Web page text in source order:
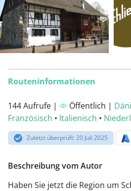
Routeninformationen
144 Aufrufe | Öffentlich |
Französisch • Italienisch •
Zuletzt überprüft: 20 Juli 2025
Beschreibung vom Autor
Haben Sie jetzt die Region um